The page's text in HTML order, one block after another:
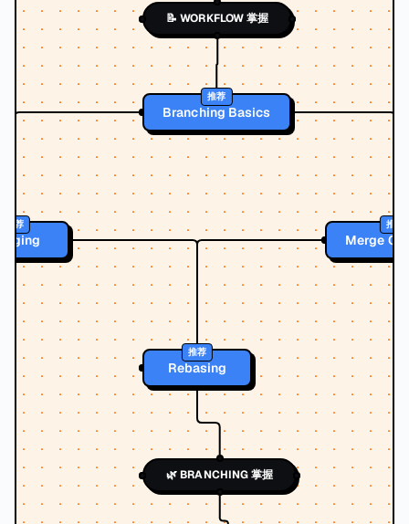
📝 WORKFLOW 掌握
推荐
Branching Basics
推荐 推荐
Merge
推荐
Rebasing
🌿 BRANCHING 掌握